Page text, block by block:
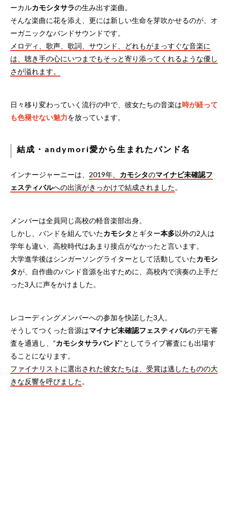
ーカルカモシタサラの生み出す楽曲。
そんな楽曲に花を添え、更には新しい生命を芽吹かせるのが、オ
ーガニックなバンドサウンドです。
メロディ、歌声、歌詞、サウンド、どれもがまっすぐな音楽に
は、聴き手の心にいつまでもそっと寄り添ってくれるような優し
さが溢れます。
日々移り変わっていく流行の中で、彼女たちの音楽は時が経って
も色褪せない魅力を放っています。
結成・andymori愛から生まれたバンド名
インナージャーニーは、 2019年、 カモシタのマイナビ未確認フ
ェスティバルへの出演がきっかけで結成されました。
メンバーは全員同じ高校の軽音楽部出身。
しかし、バンドを組んでいたカモシタ とギター本多以外の2人は
学年も違い、高校時代はあまり接点がなかったと言います。
大学進学後はシンガーソングライターとして活動していたカモシ
タが、自作曲のバンド音源を出すために、高校内で演奏の上手だ
った3人に声をかけました。
レコーディングメンバーへの参加を快諾した3人。
そうしてつくった音源はマイナビ未確認フェスティバルのデモ審
査を通過し、”カモシタサラバンド”としてライブ審査にも出場す
ることになります。
ファイナリストに選出された彼女たちは、受賞は逃したものの大
きな反響を呼びました。